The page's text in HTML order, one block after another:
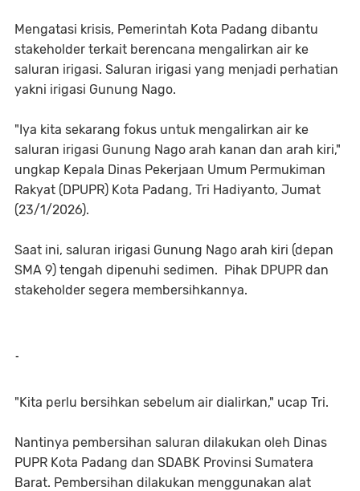
Mengatasi krisis, Pemerintah Kota Padang dibantu
stakeholder terkait berencana mengalirkan air ke
saluran irigasi. Saluran irigasi yang menjadi perhatian
yakni irigasi Gunung Nago.
"Iya kita sekarang fokus untuk mengalirkan air ke
saluran irigasi Gunung Nago arah kanan dan arah kiri,"
ungkap Kepala Dinas Pekerjaan Umum Permukiman
Rakyat (DPUPR) Kota Padang, Tri Hadiyanto, Jumat
(23/1/2026).
Saat ini, saluran irigasi Gunung Nago arah kiri (depan
SMA 9) tengah dipenuhi sedimen. Pihak DPUPR dan
stakeholder segera membersihkannya.
-
"Kita perlu bersihkan sebelum air dialirkan," ucap Tri.
Nantinya pembersihan saluran dilakukan oleh Dinas
PUPR Kota Padang dan SDABK Provinsi Sumatera
Barat. Pembersihan dilakukan menggunakan alat